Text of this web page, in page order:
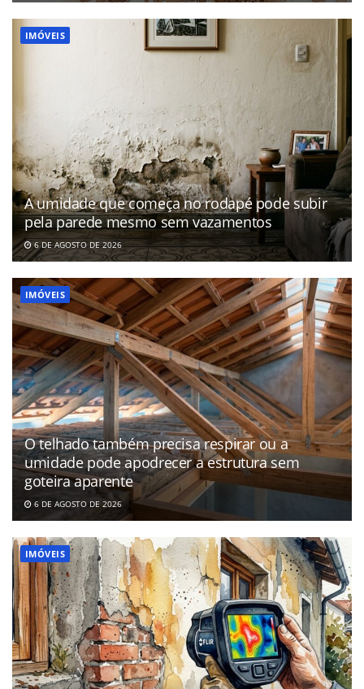
IMÓVEIS
A umidade que começa no rodapé pode subir
pela parede mesmo sem vazamentos
6 DE AGOSTO DE 2026
IMÓVEIS
O telhado também precisa respirar ou a
umidade pode apodrecer a estrutura sem
goteira aparente
6 DE AGOSTO DE 2026
IMÓVEIS